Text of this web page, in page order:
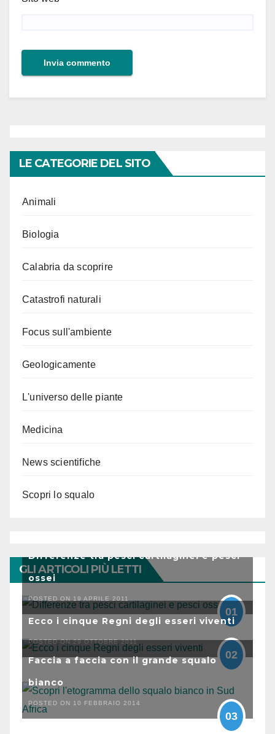
LE CATEGORIE DEL SITO
Animali
Biologia
Calabria da scoprire
Catastrofi naturali
Focus sull'ambiente
Geologicamente
L'universo delle piante
Medicina
News scientifiche
Scopri lo squalo
GLI ARTICOLI PIÙ LETTI
Differenze tra pesci cartilaginei e pesci
ossei
POSTED ON 19 APRILE 2011
01
Ecco i cinque Regni degli esseri viventi
POSTED ON 29 OTTOBRE 2011
02
Faccia a faccia con il grande squalo
bianco
POSTED ON 10 FEBBRAIO 2014
03